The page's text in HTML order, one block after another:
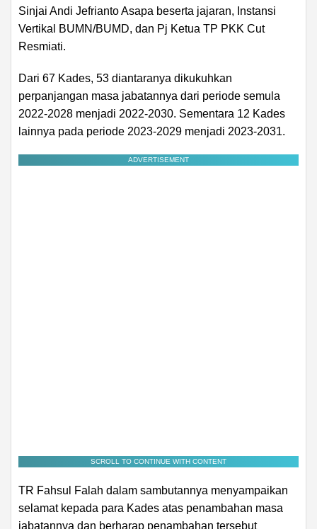
Sinjai Andi Jefrianto Asapa beserta jajaran, Instansi
Vertikal BUMN/BUMD, dan Pj Ketua TP PKK Cut
Resmiati.
Dari 67 Kades, 53 diantaranya dikukuhkan
perpanjangan masa jabatannya dari periode semula
2022-2028 menjadi 2022-2030. Sementara 12 Kades
lainnya pada periode 2023-2029 menjadi 2023-2031.
ADVERTISEMENT
SCROLL TO CONTINUE WITH CONTENT
TR Fahsul Falah dalam sambutannya menyampaikan
selamat kepada para Kades atas penambahan masa
jabatannya dan berharap penambahan tersebut